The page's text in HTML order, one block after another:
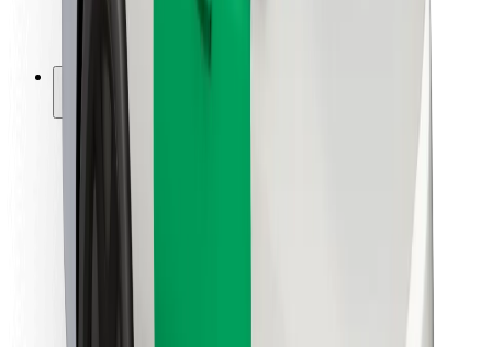
Oro uostai
„Bolt“ įkrovimo stotelės
Keleiviams
Vairuotojams
Kurjeriams
Automobilių nuomos įmonių savininkams
Restoranams